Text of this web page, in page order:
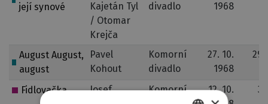
její synové
Kajetán Tyl
/ Otomar
Krejča
divadlo
1968
August August,
august
Pavel
Kohout
Komorní
divadlo
27. 10.
1968
29.
Fidlovačka
Josef
Komorní
12. 10.
3.